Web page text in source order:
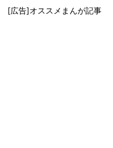
[広告]オススメまんが記事